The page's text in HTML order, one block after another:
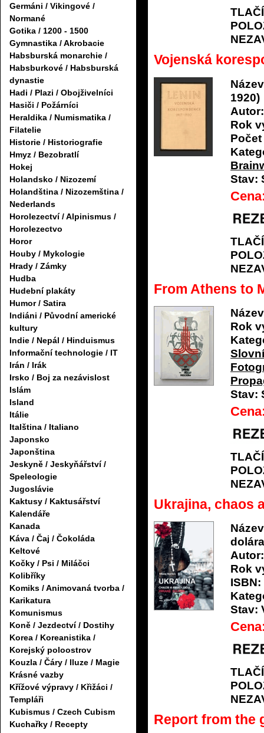
Germáni / Vikingové /
Normané
Gotika / 1200 - 1500
Gymnastika / Akrobacie
Habsburská monarchie /
Habsburkové / Habsburská
dynastie
Hadi / Plazi / Obojživelníci
Hasiči / Požárníci
Heraldika / Numismatika /
Filatelie
Historie / Historiografie
Hmyz / Bezobratlí
Hokej
Holandsko / Nizozemí
Holandština / Nizozemština /
Nederlands
Horolezectví / Alpinismus /
Horolezectvo
Horor
Houby / Mykologie
Hrady / Zámky
Hudba
Hudební plakáty
Humor / Satira
Indiáni / Původní americké
kultury
Indie / Nepál / Hinduismus
Informační technologie / IT
Irán / Irák
Irsko / Boj za nezávislost
Islám
Island
Itálie
Italština / Italiano
Japonsko
Japonština
Jeskyně / Jeskyňářství /
Speleologie
Jugoslávie
Kaktusy / Kaktusářství
Kalendáře
Kanada
Káva / Čaj / Čokoláda
Keltové
Kočky / Psi / Miláčci
Kolibříky
Komiks / Animovaná tvorba /
Karikatura
Komunismus
Koně / Jezdectví / Dostihy
Korea / Koreanistika /
Korejský poloostrov
Kouzla / Čáry / Iluze / Magie
Krásné vazby
Křížové výpravy / Křižáci /
Templáři
Kubismus / Czech Cubism
Kuchařky / Recepty
Vojenská
1920)
Autor:
Rok
Stav:
From Athens to
Rok
Stav:
Ukrajina, chaos
dolára
Autor:
Rok
ISBN:
Stav:
Report from the